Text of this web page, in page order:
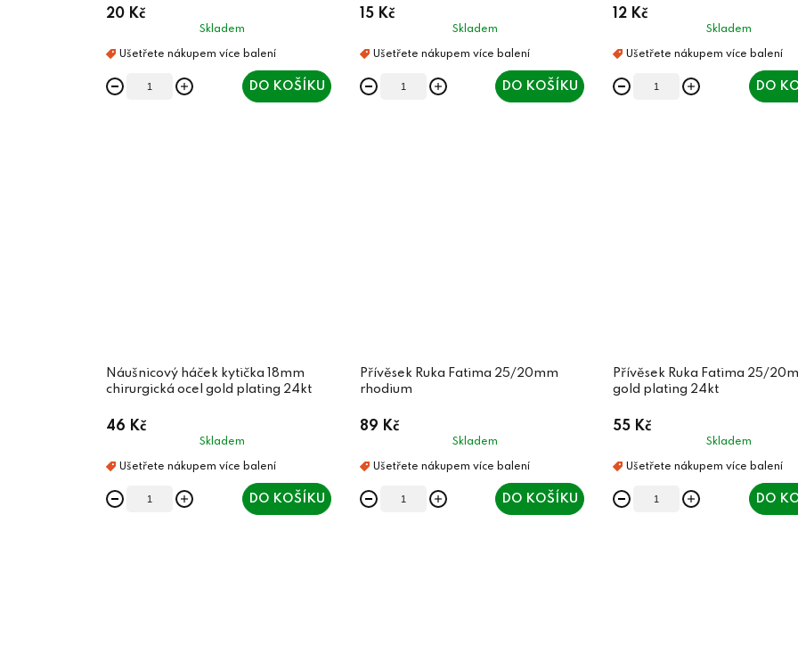
20 Kč
Skladem
DO KOŠÍKU
15 Kč
Skladem
DO KOŠÍKU
12 Kč
Skladem
DO
Náušnicový háček kytička 18mm
chirurgická ocel gold plating 24kt
46 Kč
Skladem
DO KOŠÍKU
Přívěsek Ruka Fatima 25/20mm
rhodium
89 Kč
Skladem
DO KOŠÍKU
Přívěsek Ruka Fatima 25/
gold plating 24kt
55 Kč
Skladem
DO